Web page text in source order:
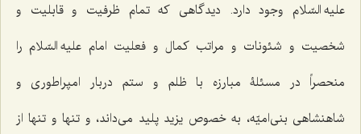
علیه السّلام وجود دارد. دیدگاهی که تمام ظرفیت و قابلیت و
شخصیت و شئونات و مراتب کمال و فعلیت امام علیه السّلام را
منحصراً در مسئلۀ مبارزه با ظلم و ستم دربار امپراطوری و
شاهنشاهی بنی‌امیّه، به خصوص یزید پلید می‌داند، و تنها و تنها از